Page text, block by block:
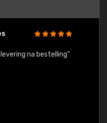
na bestelling"